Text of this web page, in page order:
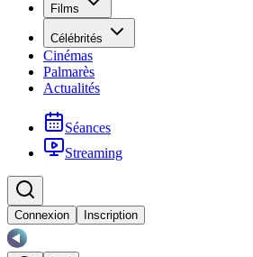
Films
Célébrités
Cinémas
Palmarès
Actualités
Séances
Streaming
Connexion Inscription